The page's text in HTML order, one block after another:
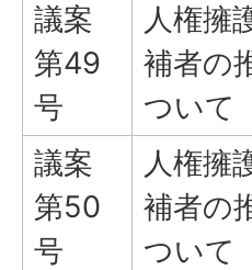
議案
第49
号
人権擁
補者の
ついて
議案
第50
号
人権擁
補者の
ついて